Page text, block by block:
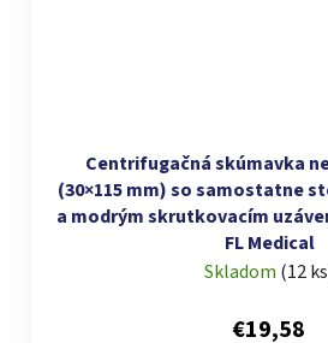
Centrifugačná skúmavka
(30×115 mm) so samostatne
a modrým skrutkovacím
FL Medical
Skladom (12 ks
€19,58